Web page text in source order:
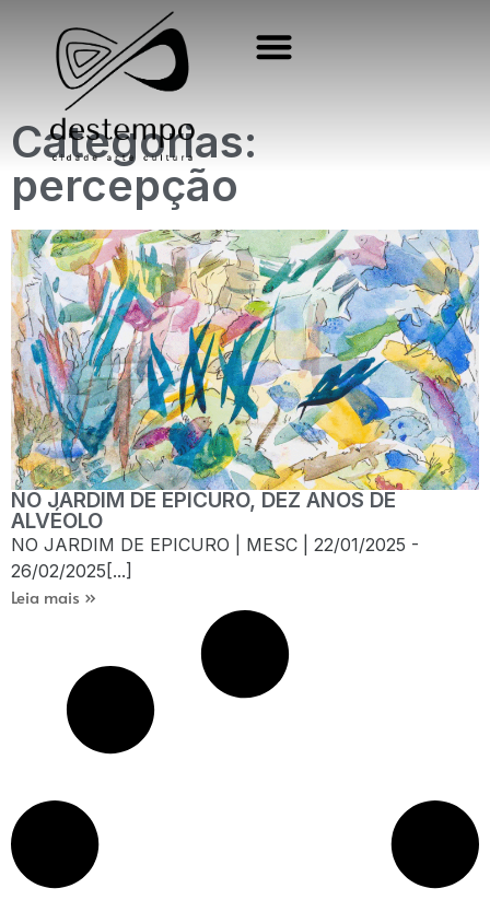
Categorias:
percepção
NO JARDIM DE EPICURO, DEZ ANOS DE
ALVÉOLO
NO JARDIM DE EPICURO | MESC | 22/01/2025 -
26/02/2025[...]
Leia mais »